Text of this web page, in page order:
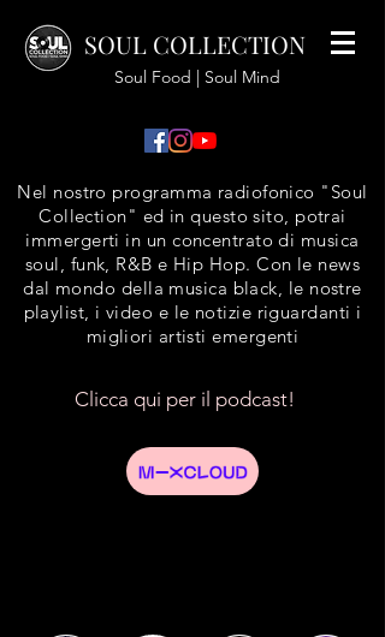
SOUL COLLECTION
Soul Food | Soul Mind
Nel nostro programma radiofonico "Soul
Collection" ed in questo sito, potrai
immergerti in un concentrato di musica
soul, funk, R&B e Hip Hop. Con le news
dal mondo della musica black, le nostre
playlist, i video e le notizie riguardanti i
migliori artisti emergenti
Clicca qui per il podcast!